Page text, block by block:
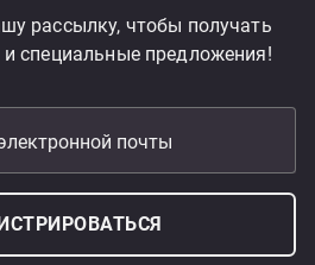
рассылку, чтобы получать
и специальные предложения!
почты